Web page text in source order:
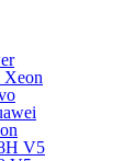
Xeon
V5